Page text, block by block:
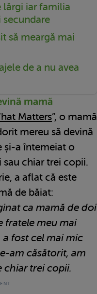
lărgi iar familia
să meargă mai
de a nu avea
mamă
Matters”, o mamă
mereu să devină
și-a întemeiat o
sau chiar trei copii.
a aflat că este
de băiat:
ca mamă de doi
fratele meu mai
a fost cel mai mic
am căsătorit, am
chiar trei copii.